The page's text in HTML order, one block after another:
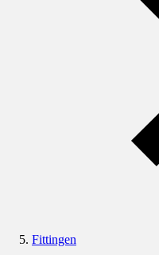
Fittingen